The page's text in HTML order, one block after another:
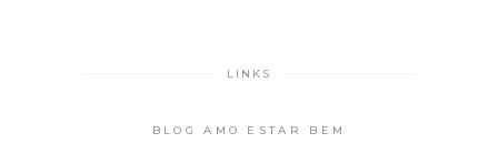
LINKS
BLOG AMO ESTAR BEM